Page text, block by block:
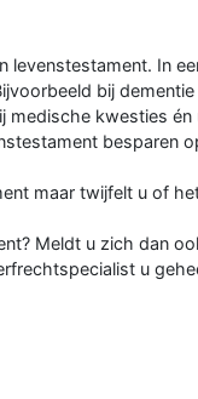
levenstestament. In
bij
medische kwesties
besparen
maar twijfelt u of
Meldt u zich dan
u